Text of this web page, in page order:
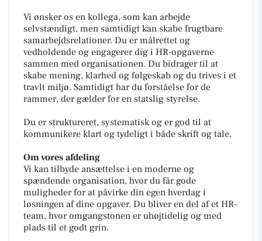
Vi ønsker os en kollega, som kan arbejde
selvstændigt, men samtidigt kan skabe frugtbare
samarbejdsrelationer. Du er målrettet og
vedholdende og engagerer dig i HR-opgaverne
sammen med organisationen. Du bidrager til at
skabe mening, klarhed og følgeskab og du trives i et
travlt miljø. Samtidigt har du forståelse for de
rammer, der gælder for en statslig styrelse.
Du er struktureret, systematisk og er god til at
kommunikere klart og tydeligt i både skrift og tale.
Om vores afdeling
Vi kan tilbyde ansættelse i en moderne og
spændende organisation, hvor du får gode
muligheder for at påvirke din egen hverdag i
løsningen af dine opgaver. Du bliver en del af et HR-
team, hvor omgangstonen er uhøjtidelig og med
plads til et godt grin.